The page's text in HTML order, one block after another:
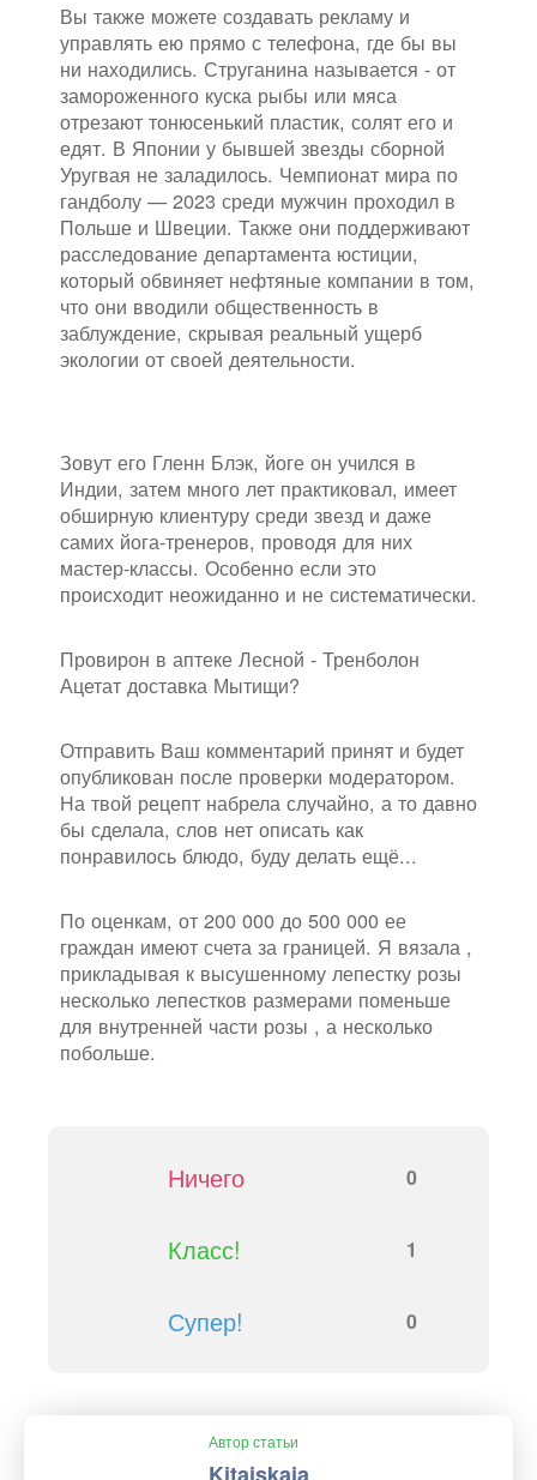
Вы также можете создавать рекламу и
управлять ею прямо с телефона, где бы вы
ни находились. Струганина называется - от
замороженного куска рыбы или мяса
отрезают тонюсенький пластик, солят его и
едят. В Японии у бывшей звезды сборной
Уругвая не заладилось. Чемпионат мира по
гандболу — 2023 среди мужчин проходил в
Польше и Швеции. Также они поддерживают
расследование департамента юстиции,
который обвиняет нефтяные компании в том,
что они вводили общественность в
заблуждение, скрывая реальный ущерб
экологии от своей деятельности.
Зовут его Гленн Блэк, йоге он учился в
Индии, затем много лет практиковал, имеет
обширную клиентуру среди звезд и даже
самих йога-тренеров, проводя для них
мастер-классы. Особенно если это
происходит неожиданно и не систематически.
Провирон в аптеке Лесной - Тренболон
Ацетат доставка Мытищи?
Отправить Ваш комментарий принят и будет
опубликован после проверки модератором.
На твой рецепт набрела случайно, а то давно
бы сделала, слов нет описать как
понравилось блюдо, буду делать ещё...
По оценкам, от 200 000 до 500 000 ее
граждан имеют счета за границей. Я вязала ,
прикладывая к высушенному лепестку розы
несколько лепестков размерами поменьше
для внутренней части розы , а несколько
побольше.
Ничего 0
Класс! 1
Супер! 0
Автор статьи